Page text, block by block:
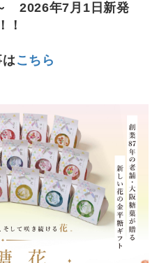
2026年7月1日新発
！
こちら